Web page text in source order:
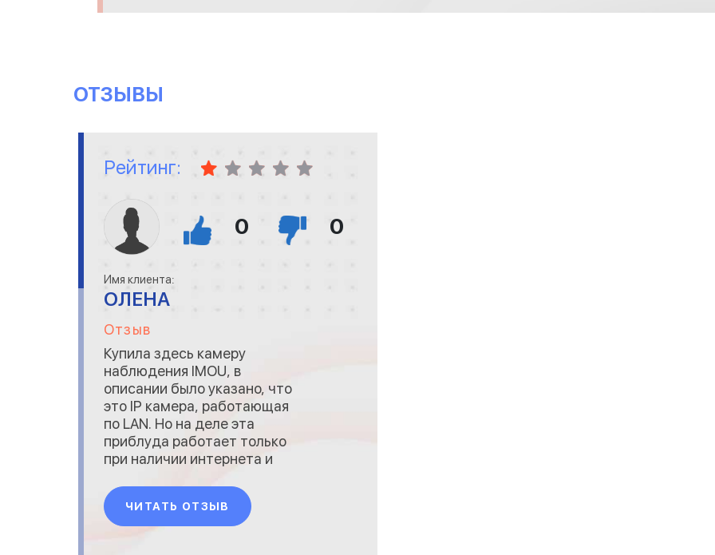
ОТЗЫВЫ
Рейтинг:
0 0
Имя клиента:
ОЛЕНА
Отзыв
Купила здесь камеру
наблюдения IMOU, в
описании было указано, что
это IP камера, работающая
по LAN. Но на деле эта
приблуда работает только
при наличии интернета и
предлагая платные услуги
(работа через сервер).
Камера не работает
ЧИТАТЬ ОТЗЫВ